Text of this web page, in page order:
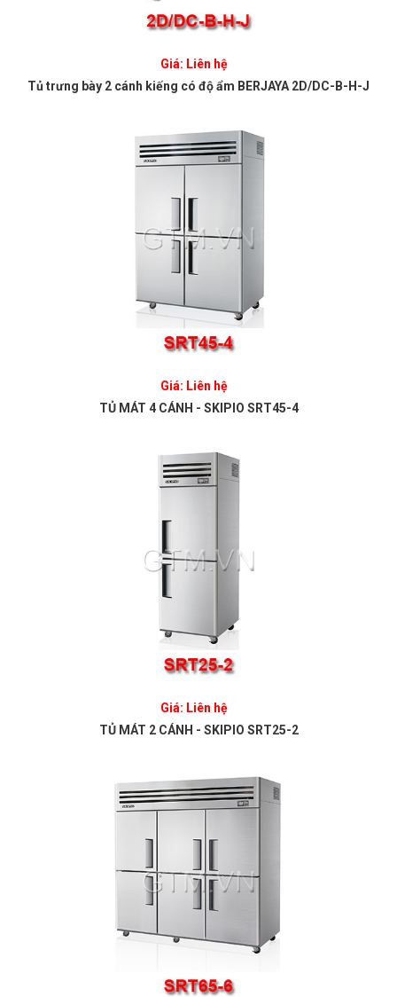
Giá: Liên hệ
Tủ trưng bày 2 cánh kiếng có độ ẩm BERJAYA 2D/DC-B-H-J
Giá: Liên hệ
TỦ MÁT 4 CÁNH - SKIPIO SRT45-4
Giá: Liên hệ
TỦ MÁT 2 CÁNH - SKIPIO SRT25-2